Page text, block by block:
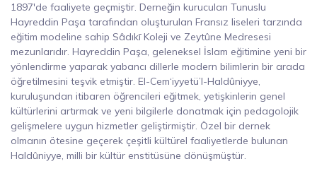
1897'de faaliyete geçmiştir. Derneğin kurucuları Tunuslu
Hayreddin Paşa tarafından oluşturulan Fransız liseleri tarzında
eğitim modeline sahip Sâdıkī Koleji ve Zeytûne Medresesi
mezunlarıdır. Hayreddin Paşa, geleneksel İslam eğitimine yeni bir
yönlendirme yaparak yabancı dillerle modern bilimlerin bir arada
öğretilmesini teşvik etmiştir. El-Cem‘iyyetü’l-Haldûniyye,
kuruluşundan itibaren öğrencileri eğitmek, yetişkinlerin genel
kültürlerini artırmak ve yeni bilgilerle donatmak için pedagolojik
gelişmelere uygun hizmetler geliştirmiştir. Özel bir dernek
olmanın ötesine geçerek çeşitli kültürel faaliyetlerde bulunan
Haldûniyye, milli bir kültür enstitüsüne dönüşmüştür.